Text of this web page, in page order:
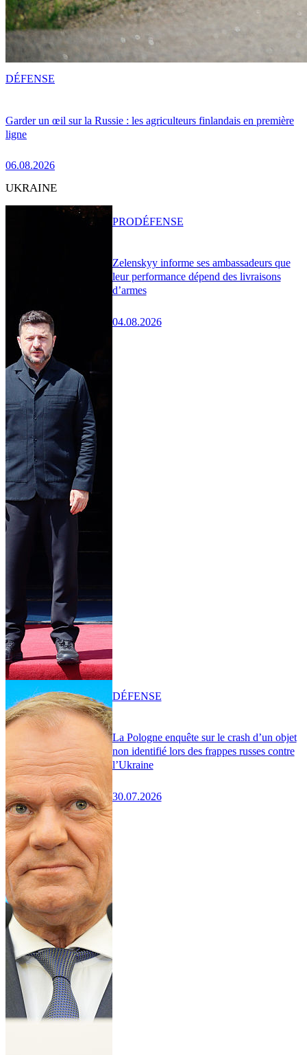
Garder un œil sur la Russie : les agriculteurs finlandais en première
ligne
06.08.2026
DÉFENSE
UKRAINE
Zelenskyy informe ses ambassadeurs que
leur performance dépend des livraisons
d’armes
04.08.2026
PRODÉFENSE
La Pologne enquête sur le crash d’un objet
non identifié lors des frappes russes contre
l’Ukraine
30.07.2026
DÉFENSE